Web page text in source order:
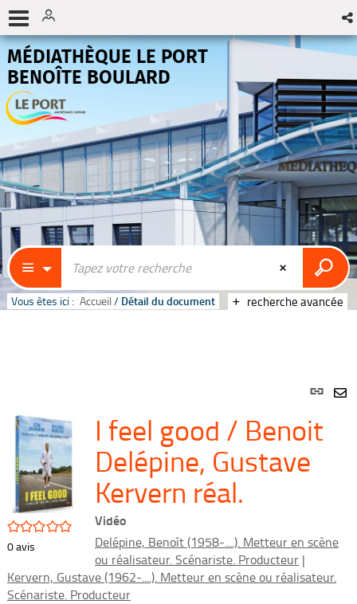
MÉDIATHÈQUE LE PORT
BENOÎTE BOULARD
recherche avancée
Vous êtes ici : Accueil / Détail du document
Lien
/5
0avis
I feel good / Benoit
Delépine, Gustave
Kervern réal.
Vidéo
Delépine, Benoît (1958-....). Metteur en scène
ou réalisateur. Scénariste. Producteur |
Kervern, Gustave (1962-....). Metteur en scène ou réalisateur.
Scénariste. Producteur